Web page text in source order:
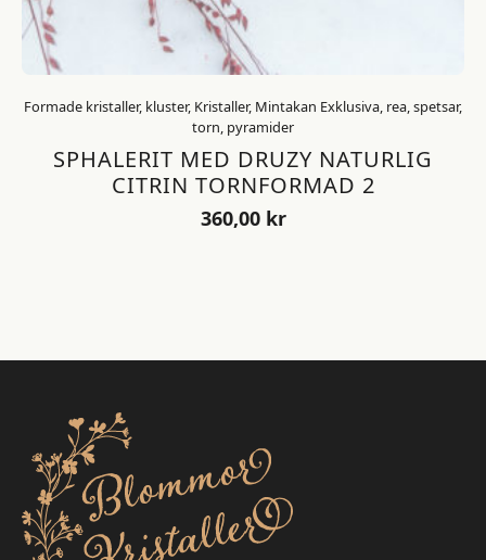
Formade kristaller, kluster, Kristaller, Mintakan Exklusiva, rea, spetsar,
torn, pyramider
SPHALERIT MED DRUZY NATURLIG
CITRIN TORNFORMAD 2
360,00 kr